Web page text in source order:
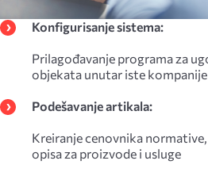
Konfigurisanje sistema:
Prilagođavanje programa za ugostiteljstvo za jedan ili više
objekata unutar iste kompanije
Podešavanje artikala:
Kreiranje cenovnika normative, modifikatora i dodatnih
opisa za proizvode i usluge